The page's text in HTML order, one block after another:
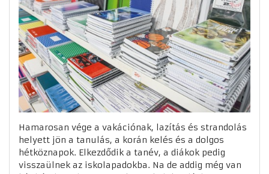
Hamarosan vége a vakációnak, lazítás és strandolás
helyett jön a tanulás, a korán kelés és a dolgos
hétköznapok. Elkezdődik a tanév, a diákok pedig
visszaülnek az iskolapadokba. Na de addig még van